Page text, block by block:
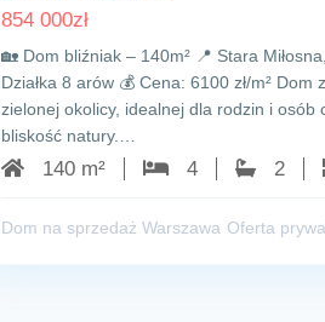
854 000zł
🏡 Dom bliźniak – 140m² 📍 Stara
Działka 8 arów 💰 Cena: 6100 zł/m²
zielonej okolicy, idealnej dla rodzin i osób
bliskość natury.…
140 m² 4 2
Dom na sprzedaż Warszawa Oferta